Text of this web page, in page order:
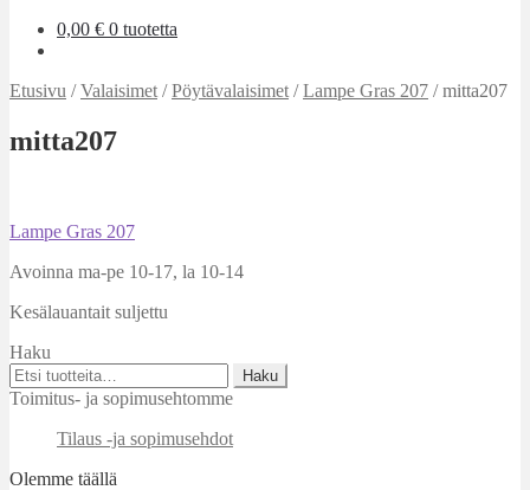
0,00 € 0 tuotetta
Etusivu /Valaisimet /Pöytävalaisimet /Lampe Gras 207 /mitta207
mitta207
Artikkelien
selaus
Edellinen
Lampe Gras 207
Avoinna ma-pe 10-17, la 10-14
Kesälauantait suljettu
Haku
Etsi:
Haku
Toimitus- ja sopimusehtomme
Tilaus -ja sopimusehdot
Olemme täällä